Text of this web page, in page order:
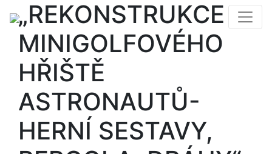
„REKONSTRUKCE
MINIGOLFOVÉHO
HŘIŠTĚ
ASTRONAUTŮ-
HERNÍ SESTAVY,